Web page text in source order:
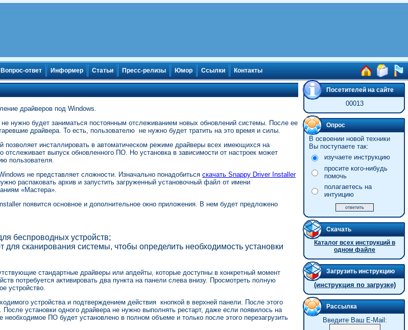
Вопрос-ответ Информер Статьи Пресс-релизы Юмор Ссылки Контакты
драйверов под Windows.
нужно будет заниматься постоянным отслеживанием новых обновлений системы. После ее
драйвера. То есть, пользователю не нужно будет тратить на это время и силы.
позволяет инсталлировать в автоматическом режиме драйверы всех имеющихся на
выпуск обновленного ПО. Но установка в зависимости от настроек может
пользователя.
не представляет сложности. Изначально понадобиться скачать Snappy Driver Installer
распаковать архив и запустить загруженный установочный файл от имени
«Мастера».
появится основное и дополнительное окно приложения. В нем будет предложено
беспроводных устройств;
для сканирования системы, чтобы определить необходимость установки
стандартные драйверы или апдейты, которые доступны в конкретный момент
потребуется активировать два пункта на панели слева внизу. Просмотреть полную
устройство.
устройства и подтверждением действия кнопкой в верхней панели. После этого
установки одного драйвера не нужно выполнять рестарт, даже если появилось на
ПО будет установлено в полном объеме и только после этого перезагрузить
Посетителей на сайте
00013
Опрос
В освоении новой техники
Вы поступаете так:
изучаете инструкцию
просите кого-нибудь
помочь
полагаетесь на
интуицию
Скачать
Каталог всех инструкций в
одном файле
Загрузить инструкцию
(инструкция по загрузке)
Рассылка
Введите Ваш E-Mail: